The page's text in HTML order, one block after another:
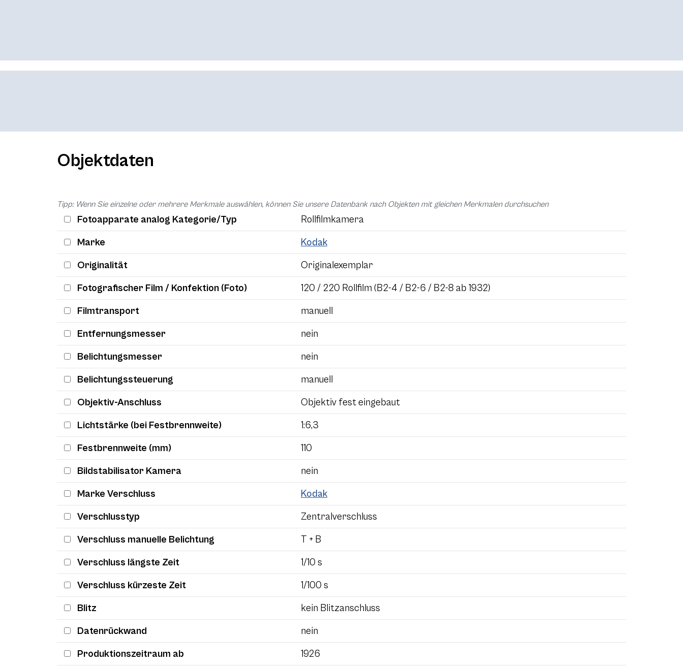
Objektdaten
Tipp: Wenn Sie einzelne oder mehrere Merkmale auswählen, können Sie unsere Datenbank nach Objekten mit gleichen Merkmalen durchsuchen
Fotoapparate analog Kategorie/Typ Rollfilmkamera
Marke Kodak
Originalität Originalexemplar
Fotografischer Film / Konfektion (Foto) 120 / 220 Rollfilm (B2-4 / B2-6 / B2-8 ab 1932)
Filmtransport manuell
Entfernungsmesser nein
Belichtungsmesser nein
Belichtungssteuerung manuell
Objektiv-Anschluss Objektiv fest eingebaut
Lichtstärke (bei Festbrennweite) 1:6,3
Festbrennweite (mm) 110
Bildstabilisator Kamera nein
Marke Verschluss Kodak
Verschlusstyp Zentralverschluss
Verschluss manuelle Belichtung T + B
Verschluss längste Zeit 1/10 s
Verschluss kürzeste Zeit 1/100 s
Blitz kein Blitzanschluss
Datenrückwand nein
Produktionszeitraum ab 1926